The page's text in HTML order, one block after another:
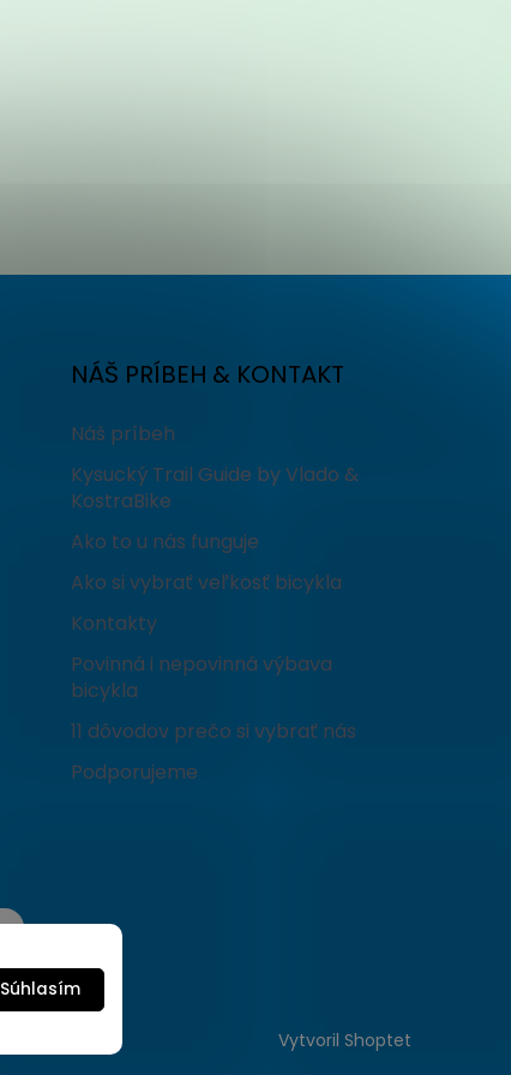
Súhlasím
NÁŠ PRÍBEH & KONTAKT
Náš príbeh
Kysucký Trail Guide by Vlado &
KostraBike
Ako to u nás funguje
Ako si vybrať veľkosť bicykla
Kontakty
Povinná i nepovinná výbava
bicykla
11 dôvodov prečo si vybrať nás
Podporujeme
Vytvoril Shoptet